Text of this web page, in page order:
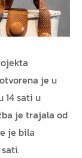
otvorena je u
14 sati u
je trajala od
je bila